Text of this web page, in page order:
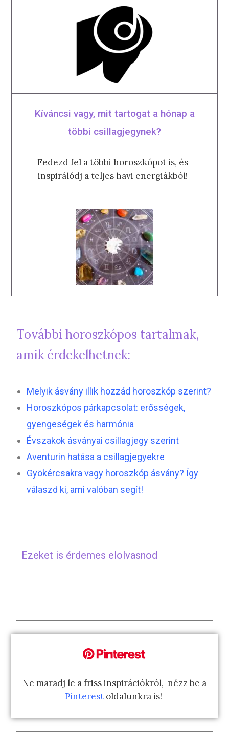
Kíváncsi vagy, mit tartogat a hónap a
többi csillagjegynek?
Fedezd fel a többi horoszkópot is, és
inspirálódj a teljes havi energiákból!
További horoszkópos tartalmak,
amik érdekelhetnek:
Melyik ásvány illik hozzád horoszkóp szerint?
Horoszkópos párkapcsolat: erősségek,
gyengeségek és harmónia
Évszakok ásványai csillagjegy szerint
Aventurin hatása a csillagjegyekre
Gyökércsakra vagy horoszkóp ásvány? Így
válaszd ki, ami valóban segít!
Ezeket is érdemes elolvasnod
Ne maradj le a friss inspirációkról, nézz be a
Pinterest oldalunkra is!